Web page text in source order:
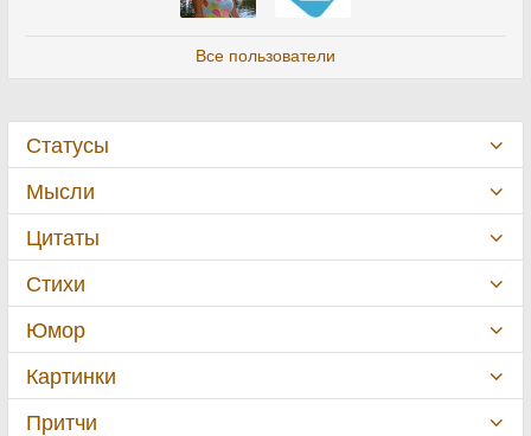
Все пользователи
Статусы
Мысли
Цитаты
Стихи
Юмор
Картинки
Притчи